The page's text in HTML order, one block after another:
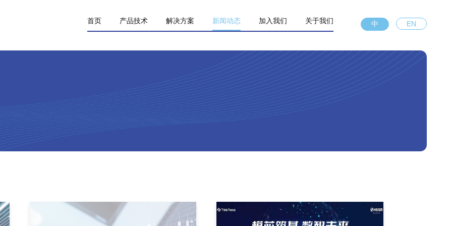
首页 产品技术 解决方案 新闻动态 加入我们 关于我们 中 EN